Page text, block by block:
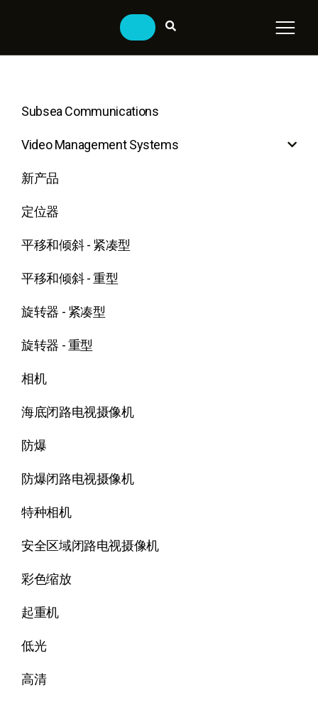
Subsea Communications
Video Management Systems
新产品
定位器
平移和倾斜 - 紧凑型
平移和倾斜 - 重型
旋转器 - 紧凑型
旋转器 - 重型
相机
海底闭路电视摄像机
防爆
防爆闭路电视摄像机
特种相机
安全区域闭路电视摄像机
彩色缩放
起重机
低光
高清